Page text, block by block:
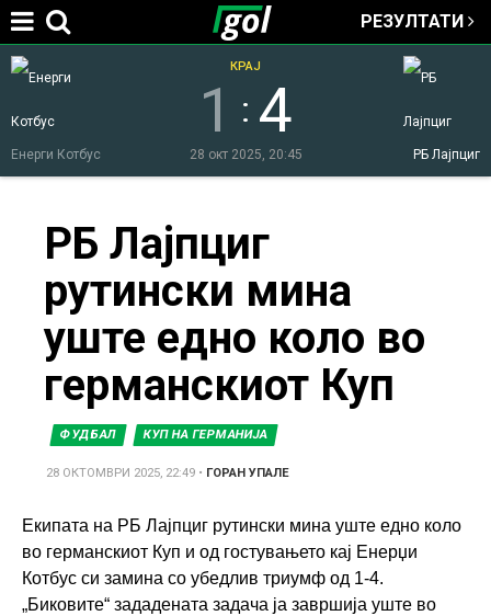
Jump to navigation
РЕЗУЛТАТИ
Енерги Котбус РБ Лајпциг
1 : 4
КРАЈ
28 окт 2025, 20:45
here
РБ Лајпциг
рутински мина
уште едно коло во
германскиот Куп
ФУДБАЛ КУП НА ГЕРМАНИЈА
28 ОКТОМВРИ 2025, 22:49 • ГОРАН УПАЛЕ
Екипата на РБ Лајпциг рутински мина уште едно коло
во германскиот Куп и од гостувањето кај Енерџи
Котбус си замина со убедлив триумф од 1-4.
„Биковите“ зададената задача ја завршија уште во